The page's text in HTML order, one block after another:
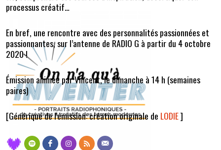
processus créatif…
En bref, une rencontre avec des personnalités passionnées et
passionnantes, sur l’antenne de RADIO G à partir du 4 octobre
2020 !
Émission animée par Vincent, le dimanche à 14 h (semaines
paires)
[Générique de l'émission: création originale de LODIE]